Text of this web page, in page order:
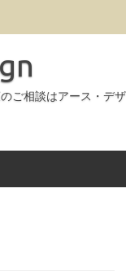
ご相談はアース・デザ